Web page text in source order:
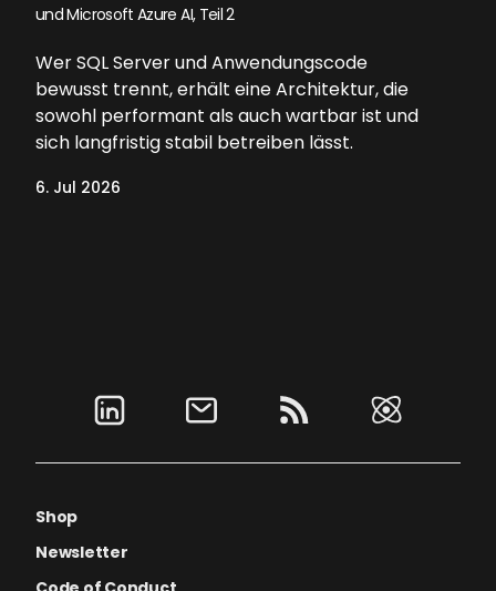
und Microsoft Azure AI, Teil 2
Wer SQL Server und Anwendungscode
bewusst trennt, erhält eine Architektur, die
sowohl performant als auch wartbar ist und
sich langfristig stabil betreiben lässt.
6. Jul 2026
Shop
Newsletter